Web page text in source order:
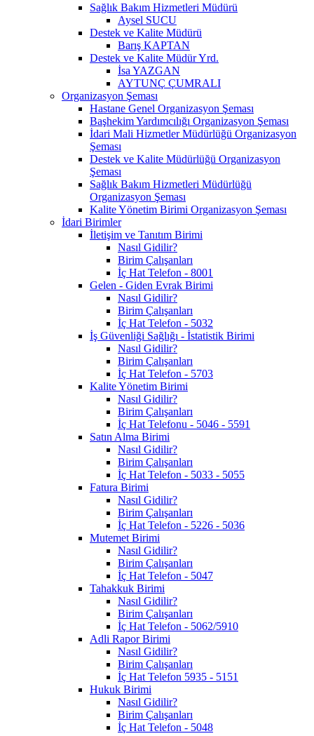
Sağlık Bakım Hizmetleri Müdürü
Aysel SUCU
Destek ve Kalite Müdürü
Barış KAPTAN
Destek ve Kalite Müdür Yrd.
İsa YAZGAN
AYTUNÇ ÇUMRALI
Organizasyon Şeması
Hastane Genel Organizasyon Şeması
Başhekim Yardımcılığı Organizasyon Şeması
İdari Mali Hizmetler Müdürlüğü Organizasyon
Şeması
Destek ve Kalite Müdürlüğü Organizasyon
Şeması
Sağlık Bakım Hizmetleri Müdürlüğü
Organizasyon Şeması
Kalite Yönetim Birimi Organizasyon Şeması
İdari Birimler
İletişim ve Tanıtım Birimi
Nasıl Gidilir?
Birim Çalışanları
İç Hat Telefon - 8001
Gelen - Giden Evrak Birimi
Nasıl Gidilir?
Birim Çalışanları
İç Hat Telefon - 5032
İş Güvenliği Sağlığı - İstatistik Birimi
Nasıl Gidilir?
Birim Çalışanları
İç Hat Telefon - 5703
Kalite Yönetim Birimi
Nasıl Gidilir?
Birim Çalışanları
İç Hat Telefonu - 5046 - 5591
Satın Alma Birimi
Nasıl Gidilir?
Birim Çalışanları
İç Hat Telefon - 5033 - 5055
Fatura Birimi
Nasıl Gidilir?
Birim Çalışanları
İç Hat Telefon - 5226 - 5036
Mutemet Birimi
Nasıl Gidilir?
Birim Çalışanları
İç Hat Telefon - 5047
Tahakkuk Birimi
Nasıl Gidilir?
Birim Çalışanları
İç Hat Telefon - 5062/5910
Adli Rapor Birimi
Nasıl Gidilir?
Birim Çalışanları
İç Hat Telefon 5935 - 5151
Hukuk Birimi
Nasıl Gidilir?
Birim Çalışanları
İç Hat Telefon - 5048